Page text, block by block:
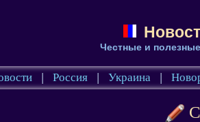
Честные и
| Россия | Украина |